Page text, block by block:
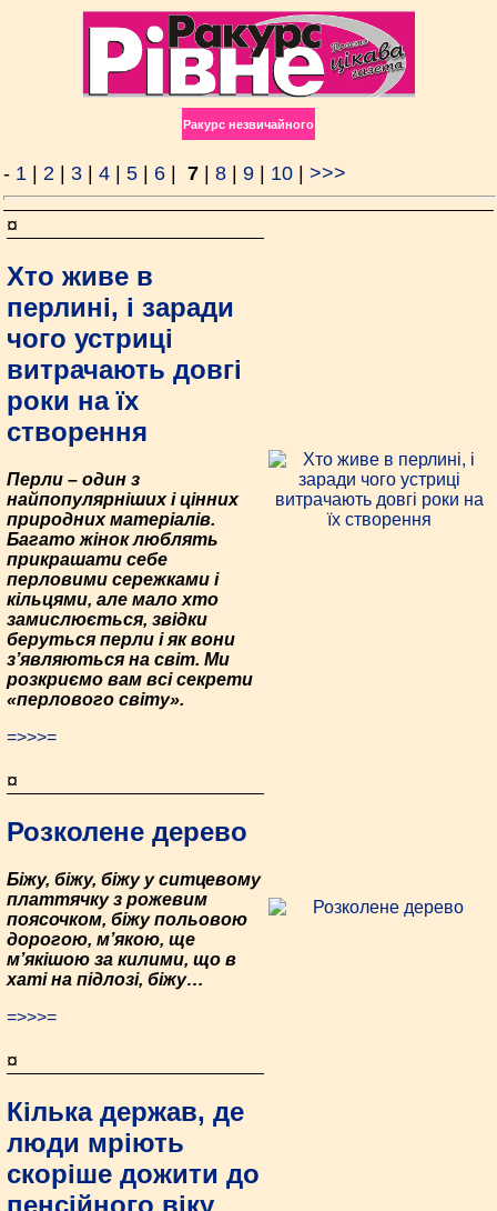
Ракурс незвичайного
- 1 2 3 4 5 6 7 8 9 10 >>>
¤
Хто живе в
перлині, і заради
чого устриці
витрачають довгі
роки на їх
створення
Перли – один з
найпопулярніших і цінних
природних матеріалів.
Багато жінок люблять
прикрашати себе
перловими сережками і
кільцями, але мало хто
замислюється, звідки
беруться перли і як вони
з’являються на світ. Ми
розкриємо вам всі секрети
«перлового світу».
=>>>=
¤
Розколене дерево
Біжу, біжу, біжу у ситцевому
платтячку з рожевим
поясочком, біжу польовою
дорогою, м’якою, ще
м’якішою за килими, що в
хаті на підлозі, біжу…
=>>>=
¤
Кілька держав, де
люди мріють
скоріше дожити до